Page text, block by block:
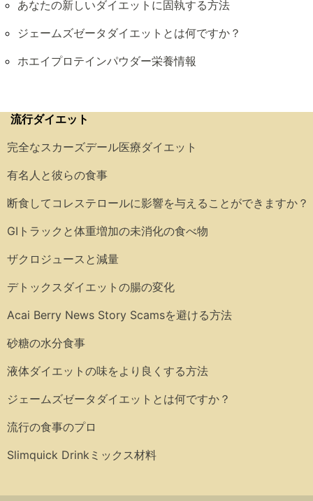
あなたの新しいダイエットに固執する方法
ジェームズゼータダイエットとは何ですか？
ホエイプロテインパウダー栄養情報
流行ダイエット
完全なスカーズデール医療ダイエット
有名人と彼らの食事
断食してコレステロールに影響を与えることができますか？
GIトラックと体重増加の未消化の食べ物
ザクロジュースと減量
デトックスダイエットの腸の変化
Acai Berry News Story Scamsを避ける方法
砂糖の水分食事
液体ダイエットの味をより良くする方法
ジェームズゼータダイエットとは何ですか？
流行の食事のプロ
Slimquick Drinkミックス材料